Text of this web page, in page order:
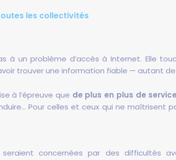
les collectivités
à un problème d’accès à Internet. Elle
trouver une information fiable — autant
à l’épreuve que de plus en plus de
Pour celles et ceux qui ne maîtrisent
seraient concernées par des difficultés